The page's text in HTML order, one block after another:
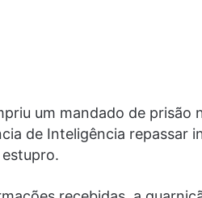
um mandado de
de Inteligência